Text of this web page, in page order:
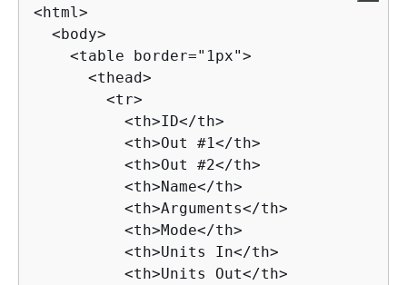
<html>
  <body>
    <table border="1px">
      <thead>
        <tr>
          <th>ID</th>
          <th>Out #1</th>
          <th>Out #2</th>
          <th>Name</th>
          <th>Arguments</th>
          <th>Mode</th>
          <th>Units In</th>
          <th>Units Out</th>